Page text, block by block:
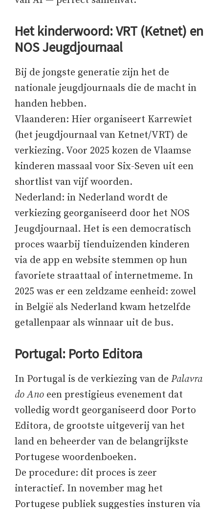
Het kinderwoord: VRT (Ketnet) en
NOS Jeugdjournaal
Bij de jongste generatie zijn het de
nationale jeugdjournaals die de macht in
handen hebben.
Vlaanderen: Hier organiseert Karrewiet
(het jeugdjournaal van Ketnet/VRT) de
verkiezing. Voor 2025 kozen de Vlaamse
kinderen massaal voor Six-Seven uit een
shortlist van vijf woorden.
Nederland: in Nederland wordt de
verkiezing georganiseerd door het NOS
Jeugdjournaal. Het is een democratisch
proces waarbij tienduizenden kinderen
via de app en website stemmen op hun
favoriete straattaal of internetmeme. In
2025 was er een zeldzame eenheid: zowel
in België als Nederland kwam hetzelfde
getallenpaar als winnaar uit de bus.
Portugal: Porto Editora
In Portugal is de verkiezing van de Palavra
do Ano een prestigieus evenement dat
volledig wordt georganiseerd door Porto
Editora, de grootste uitgeverij van het
land en beheerder van de belangrijkste
Portugese woordenboeken.
De procedure: dit proces is zeer
interactief. In november mag het
Portugese publiek suggesties insturen via